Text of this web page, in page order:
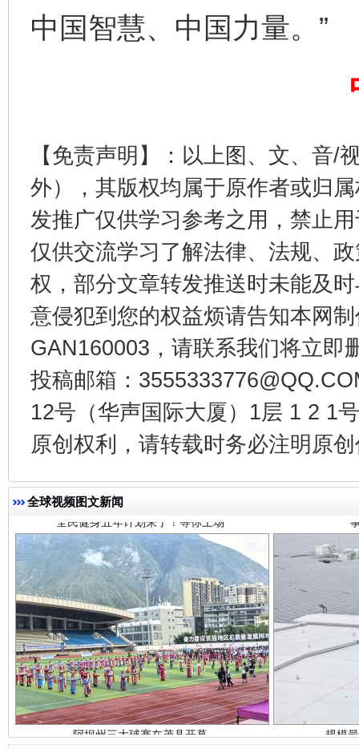
中国智慧、中国力量。”
【免责声明】：以上图、文、音/
外），其版权均属于原作者或归
发推广仅供学习参考之用，禁止
仅供交流学习了解法律、法规、
权，部分文章转发推送时未能及
意侵犯到您的权益烦请告知本网
GAN160003，请联系我们将立即
投稿邮箱：
12号（华声国际大厦）1层 1 2 1
原创权利，请转载时务必注明原
全球视频图文新闻
全民健身五年计划来了！等你上场
阿坝州三大球赛在茂县开幕 规模